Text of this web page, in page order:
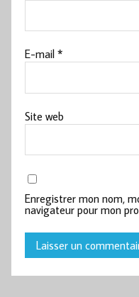
E-mail*
Site web
Enregistrer mon nom,
navigateur pour mon